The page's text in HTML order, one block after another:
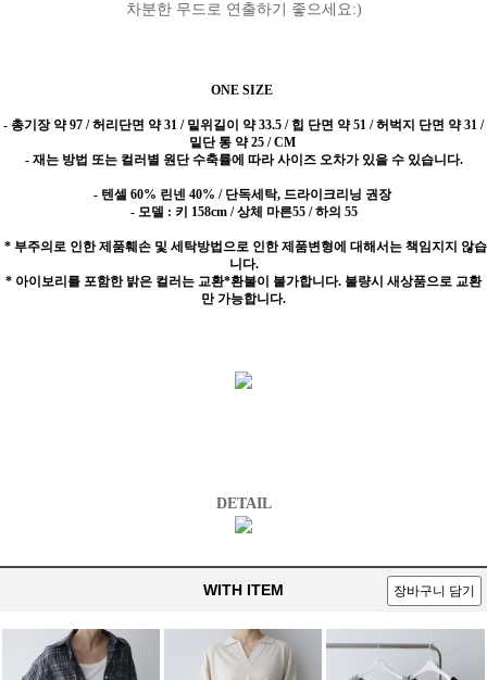
차분한 무드로 연출하기 좋으세요:)
ONE SIZE
- 총기장 약 97 / 허리단면 약 31 / 밑위길이 약 33.5 / 힙 단면 약 51 / 허벅지 단면 약 31 /
밑단 통 약 25 / CM
- 재는 방법 또는 컬러별 원단 수축률에 따라 사이즈 오차가 있을 수 있습니다.
- 텐셀 60% 린넨 40% / 단독세탁, 드라이크리닝 권장
- 모델 : 키 158cm / 상체 마른55 / 하의 55
* 부주의로 인한 제품훼손 및 세탁방법으로 인한 제품변형에 대해서는 책임지지 않습
니다.
* 아이보리를 포함한 밝은 컬러는 교환*환불이 불가합니다. 불량시 새상품으로 교환
만 가능합니다.
DETAIL
WITH ITEM 장바구니 담기